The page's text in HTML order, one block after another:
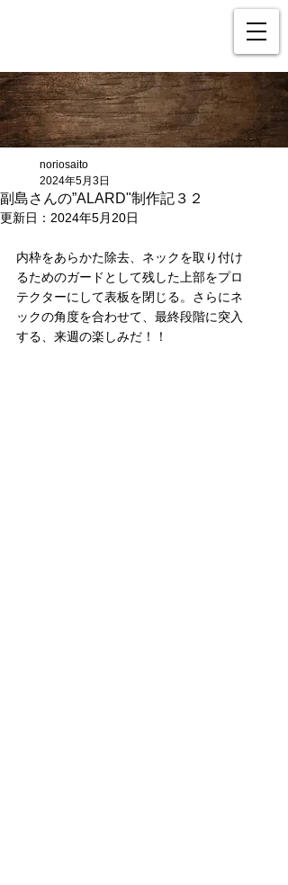
副島さんの”ALARD"制作記３２
noriosaito
2024年5月3日
更新日： 2024年5月20日
内枠をあらかた除去、ネックを取り付け
るためのガードとして残した上部をプロ
テクターにして表板を閉じる。さらにネ
ックの角度を合わせて、最終段階に突入
する、来週の楽しみだ！！